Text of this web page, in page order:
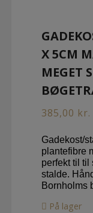
X 5CM
MEGET
385,00 kr.
Gadekost/
plantefibre
perfekt til til
stalde.
Bornholms
På lager